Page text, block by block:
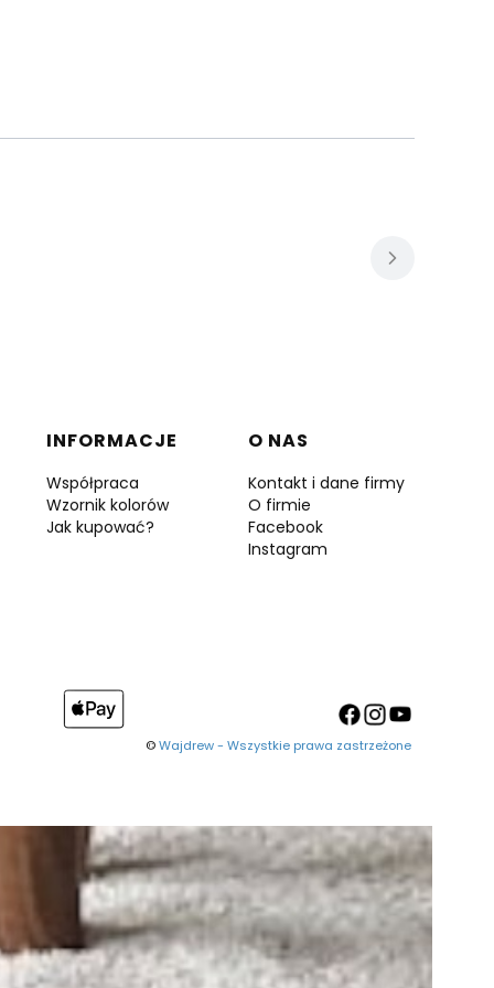
INFORMACJE
Współpraca
Wzornik kolorów
Jak kupować?
O NAS
Kontakt i dane firmy
O firmie
Facebook
Instagram
©Wajdrew - Wszystkie prawa zastrzeżone